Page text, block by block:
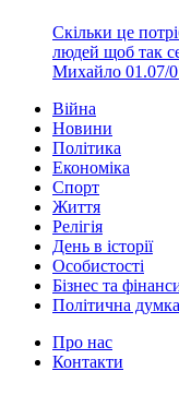
Скільки це
людей щоб так
Михайло 01.07/
Війна
Новини
Політика
Економіка
Спорт
Життя
Релігія
День в історії
Особистості
Бізнес та
Політична думка
Про нас
Контакти